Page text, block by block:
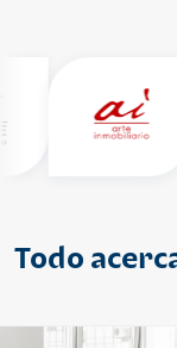
Todo